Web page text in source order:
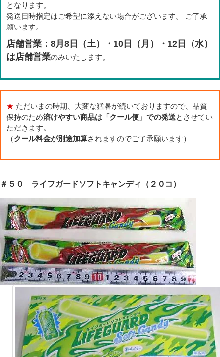
となります。
発送日時指定はご希望に添えない場合がございます。 ご了承
願います。
店舗営業：8月8日（土）・10日（月）・12日（水）
は店舗営業のみいたします。
★ ただいまの時期、大変な猛暑が続いておりますので、品質
保持のため溶けやすい商品は「クール便」での発送とさせてい
ただきます。
（クール料金が別途加算されますのでご了承願います）
＃５０ ライフガードソフトキャンディ（２０コ）